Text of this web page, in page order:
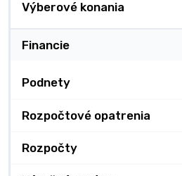
Výberové konania
Financie
Podnety
Rozpočtové opatrenia
Rozpočty